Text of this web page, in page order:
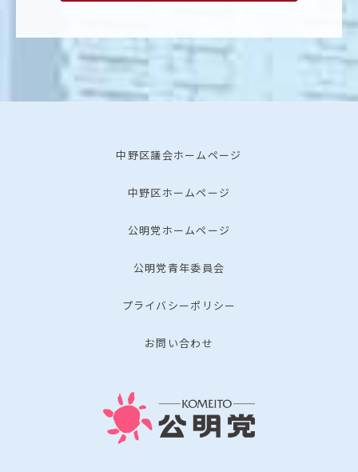
中野区議会ホームページ
中野区ホームページ
公明党ホームページ
公明党青年委員会
プライバシーポリシー
お問い合わせ